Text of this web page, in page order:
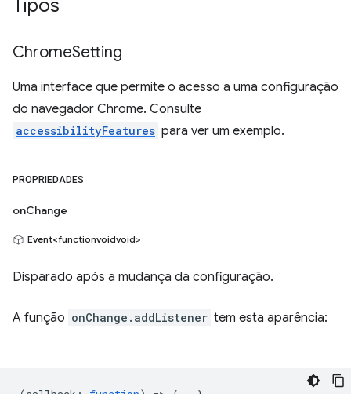
Tipos
ChromeSetting
Uma interface que permite o acesso a uma configuração
do navegador Chrome. Consulte
accessibilityFeatures para ver um exemplo.
PROPRIEDADES
onChange
Event<functionvoidvoid>
Disparado após a mudança da configuração.
A função onChange.addListener tem esta aparência: